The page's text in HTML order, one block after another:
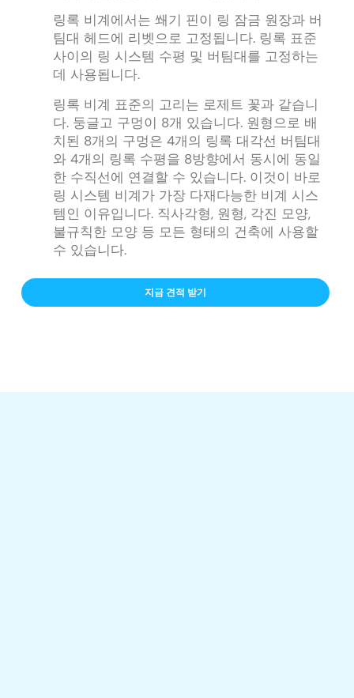
링록 비계에서는 쐐기 핀이 링 잠금 원장과 버
팀대 헤드에 리벳으로 고정됩니다. 링록 표준
사이의 링 시스템 수평 및 버팀대를 고정하는
데 사용됩니다.
링록 비계 표준의 고리는 로제트 꽃과 같습니
다. 둥글고 구멍이 8개 있습니다. 원형으로 배
치된 8개의 구멍은 4개의 링록 대각선 버팀대
와 4개의 링록 수평을 8방향에서 동시에 동일
한 수직선에 연결할 수 있습니다. 이것이 바로
링 시스템 비계가 가장 다재다능한 비계 시스
템인 이유입니다. 직사각형, 원형, 각진 모양,
불규칙한 모양 등 모든 형태의 건축에 사용할
수 있습니다.
지금 견적 받기